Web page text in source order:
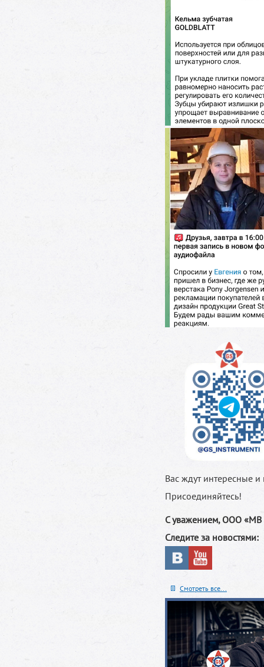
Вас ждут интересные
Присоединяйтесь!
С уважением, ООО «МВ
Следите за новостями:
Смотреть все...